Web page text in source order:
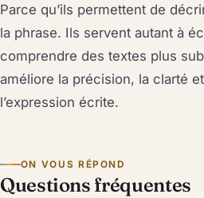
Parce qu’ils permettent de
la phrase. Ils servent autant à
comprendre des textes plus
améliore la précision, la clarté
l’expression écrite.
ON VOUS RÉPOND
Questions fréquentes